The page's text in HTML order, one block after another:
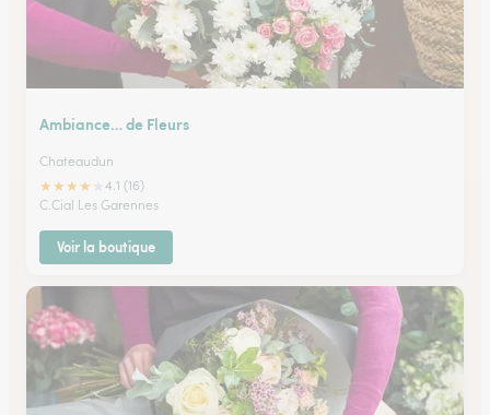
Ambiance… de Fleurs
Chateaudun
★★★★
4.1 (16)
C.Cial Les Garennes
Voir la boutique